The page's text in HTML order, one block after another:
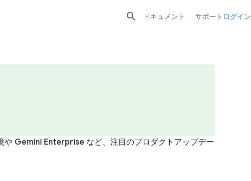
や Gemini Enterprise など、注目のプロダクトアップデー
 ドキュメント サポート ログイン